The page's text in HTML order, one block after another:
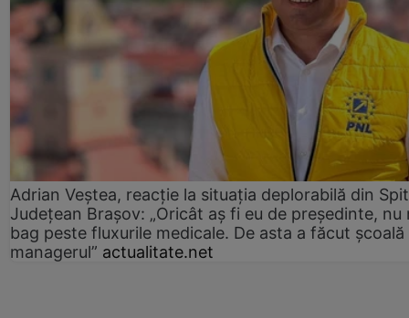
Adrian Veștea, reacție la situația deplorabilă din
Județean Brașov: „Oricât aș fi eu de președinte, nu
bag peste fluxurile medicale. De asta a făcut școală
managerul” actualitate.net